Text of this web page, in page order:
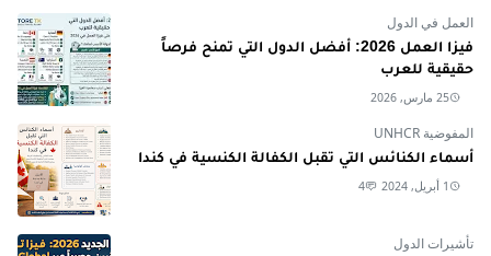
العمل في الدول
فيزا العمل 2026: أفضل الدول التي تمنح فرصاً
حقيقية للعرب
25 مارس, 2026
المفوضية UNHCR
أسماء الكنائس التي تقبل الكفالة الكنسية في كندا
1 أبريل, 2024 4
تأشيرات الدول